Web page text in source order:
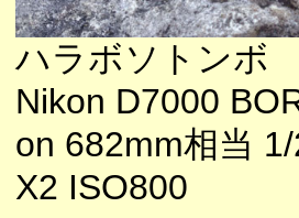
ハラボソトンボ
Nikon D7000
on 682mm相当
X2 ISO800